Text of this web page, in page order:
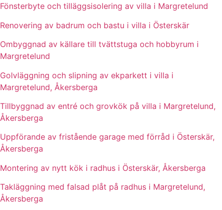
Fönsterbyte och tilläggsisolering av villa i Margretelund
Renovering av badrum och bastu i villa i Österskär
Ombyggnad av källare till tvättstuga och hobbyrum i
Margretelund
Golvläggning och slipning av ekparkett i villa i
Margretelund, Åkersberga
Tillbyggnad av entré och grovkök på villa i Margretelund,
Åkersberga
Uppförande av fristående garage med förråd i Österskär,
Åkersberga
Montering av nytt kök i radhus i Österskär, Åkersberga
Takläggning med falsad plåt på radhus i Margretelund,
Åkersberga